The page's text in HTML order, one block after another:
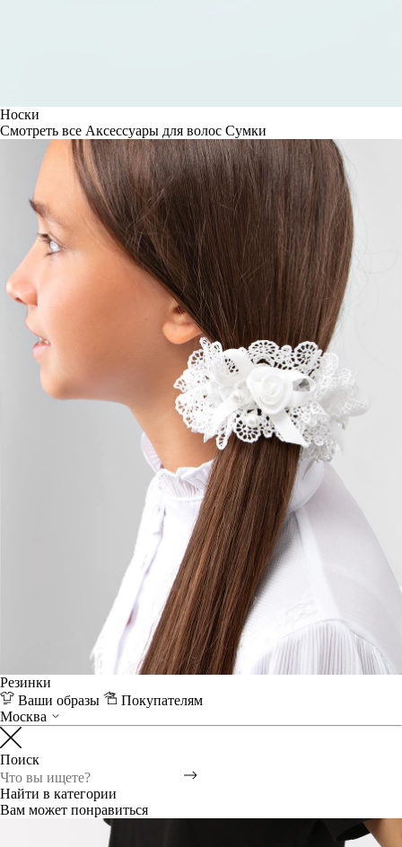
Носки
Смотреть все Аксессуары для волос Сумки
Резинки
Ваши образы
Покупателям
Москва
Поиск
Найти в категории
Вам может понравиться